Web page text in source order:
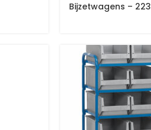
Bijzetwagens – 223